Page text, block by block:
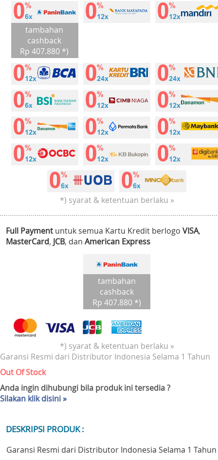
tambahan
cashback
Rp 407.880 *)
*) syarat & ketentuan berlaku »
Full Payment untuk semua Kartu Kredit berlogo VISA,
MasterCard, JCB, dan American Express
tambahan
cashback
Rp 407.880 *)
*) syarat & ketentuan berlaku »
Garansi Resmi dari Distributor Indonesia Selama 1 Tahun
Out Of Stock
Anda ingin dihubungi bila produk ini tersedia ?
Silakan klik disini »
DESKRIPSI PRODUK :
Garansi Resmi dari Distributor Indonesia Selama 1 Tahun